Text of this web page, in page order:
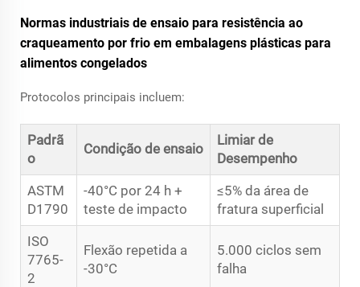
Normas industriais de ensaio para resistência ao
craqueamento por frio em embalagens plásticas para
alimentos congelados
Protocolos principais incluem:
Padrã
o
Condição de ensaio
Limiar de
Desempenho
ASTM
D1790
-40°C por 24 h +
teste de impacto
≤5% da área de
fratura superficial
ISO
7765-
2
Flexão repetida a
-30°C
5.000 ciclos sem
falha